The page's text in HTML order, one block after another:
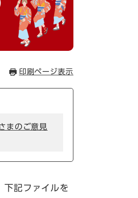
印刷ページ表示
まのご意見
下記ファイルを